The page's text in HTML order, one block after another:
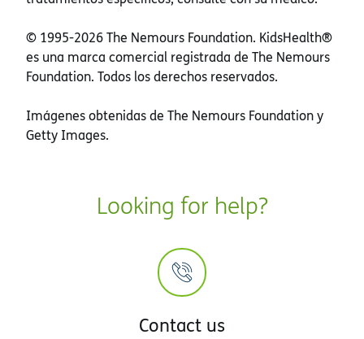
© 1995-2026 The Nemours Foundation. KidsHealth®
es una marca comercial registrada de The Nemours
Foundation. Todos los derechos reservados.
Imágenes obtenidas de The Nemours Foundation y
Getty Images.
Looking for help?
Contact us